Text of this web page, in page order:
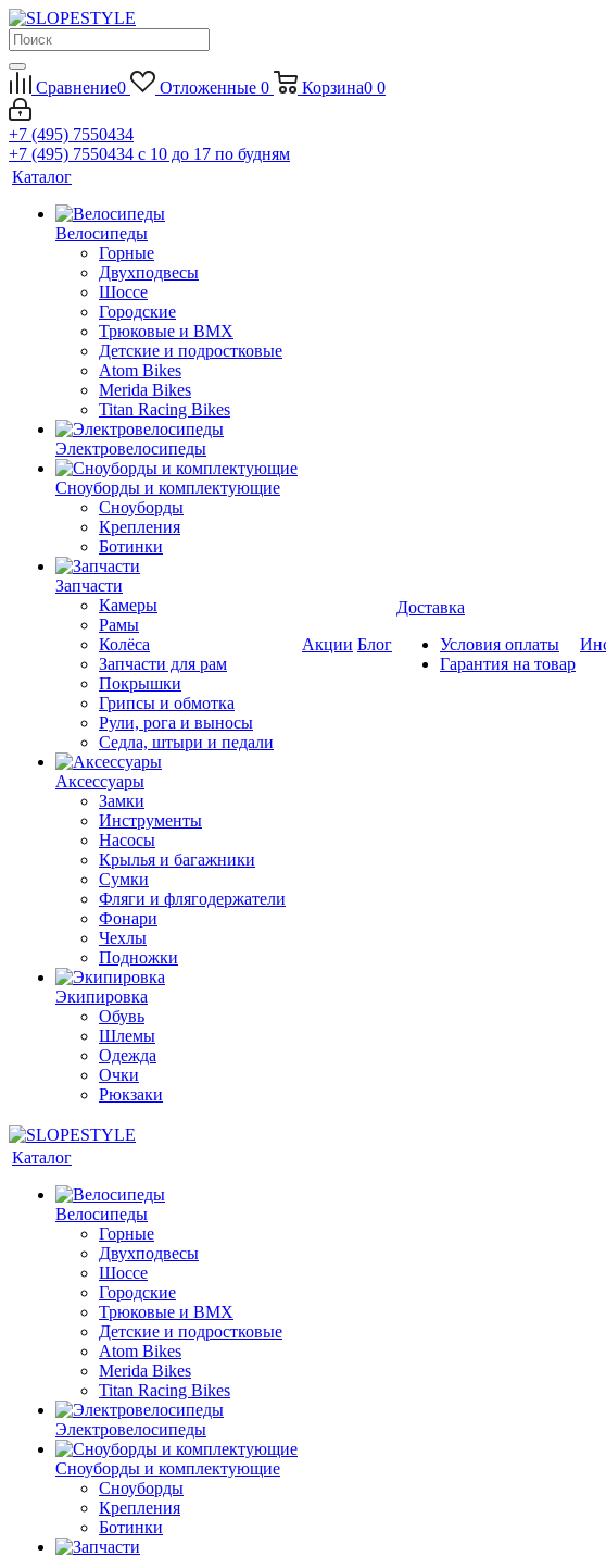
Сравнение0 Отложенные 0 Корзина0 0
+7 (495) 7550434
+7 (495) 7550434 с 10 до 17 по будням
Каталог
Велосипеды
Горные
Двухподвесы
Шоссе
Городские
Трюковые и BMX
Детские и подростковые
Atom Bikes
Merida Bikes
Titan Racing Bikes
Электровелосипеды
Cноуборды и комплектующие
Сноуборды
Крепления
Ботинки
Запчасти
Камеры
Рамы
Колёса
Запчасти для рам
Покрышки
Грипсы и обмотка
Рули, рога и выносы
Седла, штыри и педали
Аксессуары
Замки
Инструменты
Насосы
Крылья и багажники
Сумки
Фляги и флягодержатели
Фонари
Чехлы
Подножки
Экипировка
Обувь
Шлемы
Одежда
Очки
Рюкзаки
Акции Блог
Доставка
Условия оплаты
Гарантия на товар
Каталог
Велосипеды
Горные
Двухподвесы
Шоссе
Городские
Трюковые и BMX
Детские и подростковые
Atom Bikes
Merida Bikes
Titan Racing Bikes
Электровелосипеды
Cноуборды и комплектующие
Сноуборды
Крепления
Ботинки